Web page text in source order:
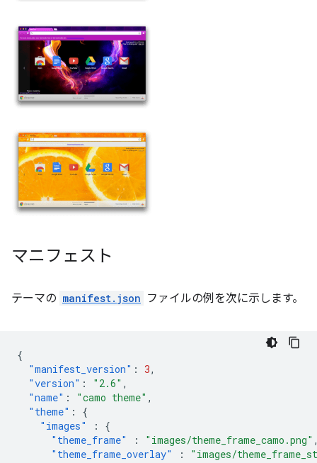
マニフェスト
テーマの manifest.json ファイルの例を次に示します。
{
"manifest_version" : 3,
"version" : "2.6" ,
"name" : "camo theme" ,
"theme" :
{
"images"
:
{
"theme_frame"
: "images/theme_frame_camo.png"
"theme_frame_overlay"
:
"images/